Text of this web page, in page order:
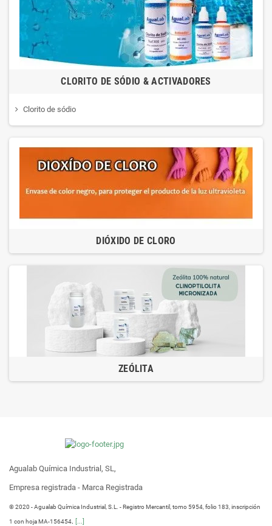
CLORITO DE SÓDIO & ACTIVADORES
Clorito de sódio
DIÓXIDO DE CLORO
ZEÓLITA
Agualab Química Industrial, SL,
Empresa registrada - Marca Registrada
® 2020 - Agualab Química Industrial, S.L. - Registro Mercantil, tomo 5954, folio 183, inscripción
1 con hoja MA-156454. [...]